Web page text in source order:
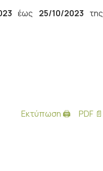
έως 25/10/2023 της
Εκτύπωση 🖨 PDF 📄